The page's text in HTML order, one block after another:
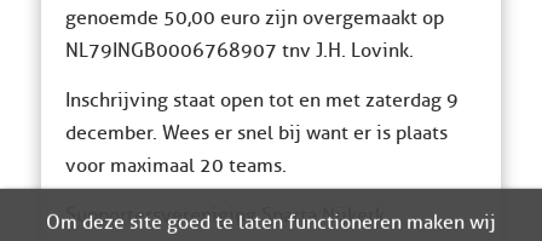
genoemde 50,00 euro zijn overgemaakt op
NL79INGB0006768907 tnv J.H. Lovink.
Inschrijving staat open tot en met zaterdag 9
december. Wees er snel bij want er is plaats
voor maximaal 20 teams.
Supportersvereniging Sparta Nijkerk
Om deze site goed te laten functioneren maken wij